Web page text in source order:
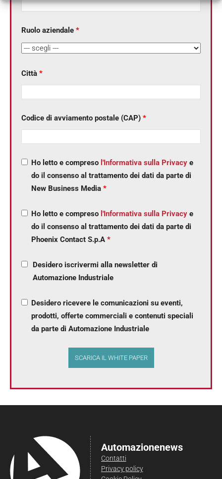
Ruolo aziendale *
Città *
Codice di avviamento postale (CAP) *
Ho letto e compreso l'Informativa sulla Privacy e
do il consenso al trattamento dei dati da parte di
New Business Media*
Ho letto e compreso l'Informativa sulla Privacy e
do il consenso al trattamento dei dati da parte di
Phoenix Contact S.p.A*
Desidero iscrivermi alla newsletter di
Automazione Industriale
Desidero ricevere le comunicazioni su eventi,
prodotti, offerte commerciali e contenuti speciali
da parte di Automazione Industriale
Automazionenews
Contatti
Privacy policy